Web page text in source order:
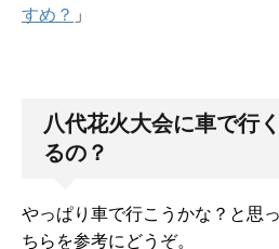
すめ？ 」
八代花火大会に車で行
るの？
やっぱり車で行こうかな？と思
ちらを参考にどうぞ。